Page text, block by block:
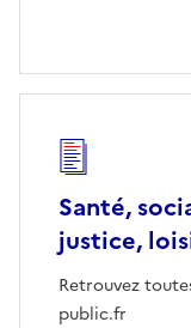
Santé,
justice,
Retrouvez
public.fr